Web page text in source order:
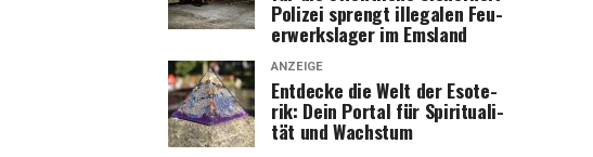
Poli­zei sprengt ille­ga­len Feu­
er­werks­la­ger im Emsland
ANZEIGE
Ent­de­cke die Welt der Eso­te­
rik: Dein Por­tal für Spi­ri­tua­li­
tät und Wachstum